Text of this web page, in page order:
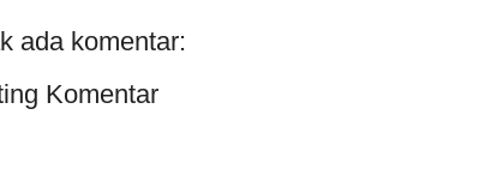
ada komentar:
Komentar